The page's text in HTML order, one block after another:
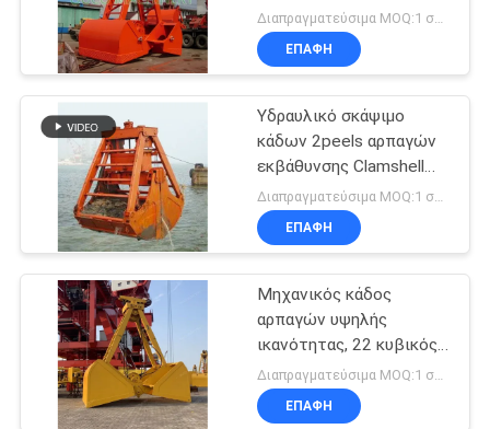
Clamshell 2 σχοινιών
Διαπραγματεύσιμα MOQ:1 σύνολο
ΕΠΑΦΉ
Υδραυλικό σκάψιμο
κάδων 2peels αρπαγών
εκβάθυνσης Clamshell
μηχανικό
ΕΠΑΦΉ
Μηχανικός κάδος
αρπαγών υψηλής
ικανότητας, 22 κυβικός
μετρητής τέσσερις
αρπαγή σχοινιών
ΕΠΑΦΉ